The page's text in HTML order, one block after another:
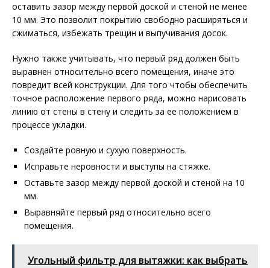
оставить зазор между первой доской и стеной не менее
10 мм. Это позволит покрытию свободно расширяться и
сжиматься, избежать трещин и выпучивания досок.
Нужно также учитывать, что первый ряд должен быть
выравнен относительно всего помещения, иначе это
повредит всей конструкции. Для того чтобы обеспечить
точное расположение первого ряда, можно нарисовать
линию от стены в стену и следить за ее положением в
процессе укладки.
Создайте ровную и сухую поверхность.
Исправьте неровности и выступы на стяжке.
Оставьте зазор между первой доской и стеной на 10
мм.
Выравняйте первый ряд относительно всего
помещения.
Угольный фильтр для вытяжки: как выбрать